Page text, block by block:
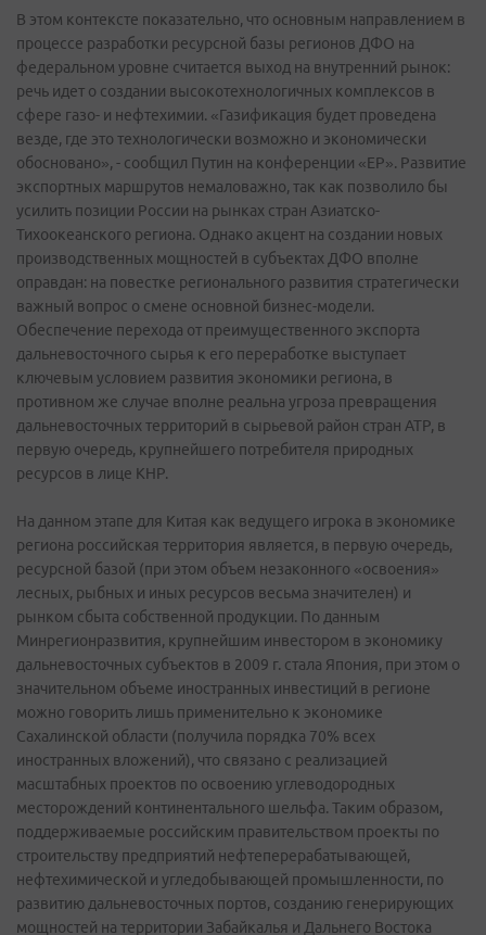
В этом контексте показательно, что основным направлением в
процессе разработки ресурсной базы регионов ДФО на
федеральном уровне считается выход на внутренний рынок:
речь идет о создании высокотехнологичных комплексов в
сфере газо- и нефтехимии. «Газификация будет проведена
везде, где это технологически возможно и экономически
обосновано», - сообщил Путин на конференции «ЕР». Развитие
экспортных маршрутов немаловажно, так как позволило бы
усилить позиции России на рынках стран Азиатско-
Тихоокеанского региона. Однако акцент на создании новых
производственных мощностей в субъектах ДФО вполне
оправдан: на повестке регионального развития стратегически
важный вопрос о смене основной бизнес-модели.
Обеспечение перехода от преимущественного экспорта
дальневосточного сырья к его переработке выступает
ключевым условием развития экономики региона, в
противном же случае вполне реальна угроза превращения
дальневосточных территорий в сырьевой район стран АТР, в
первую очередь, крупнейшего потребителя природных
ресурсов в лице КНР.
На данном этапе для Китая как ведущего игрока в экономике
региона российская территория является, в первую очередь,
ресурсной базой (при этом объем незаконного «освоения»
лесных, рыбных и иных ресурсов весьма значителен) и
рынком сбыта собственной продукции. По данным
Минрегионразвития, крупнейшим инвестором в экономику
дальневосточных субъектов в 2009 г. стала Япония, при этом о
значительном объеме иностранных инвестиций в регионе
можно говорить лишь применительно к экономике
Сахалинской области (получила порядка 70% всех
иностранных вложений), что связано с реализацией
масштабных проектов по освоению углеводородных
месторождений континентального шельфа. Таким образом,
поддерживаемые российским правительством проекты по
строительству предприятий нефтеперерабатывающей,
нефтехимической и угледобывающей промышленности, по
развитию дальневосточных портов, созданию генерирующих
мощностей на территории Забайкалья и Дальнего Востока